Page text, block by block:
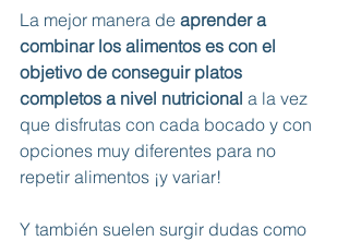
La mejor manera de aprender a
combinar los alimentos es con el
objetivo de conseguir platos
completos a nivel nutricional a la vez
que disfrutas con cada bocado y con
opciones muy diferentes para no
repetir alimentos ¡y variar!
Y también suelen surgir dudas como